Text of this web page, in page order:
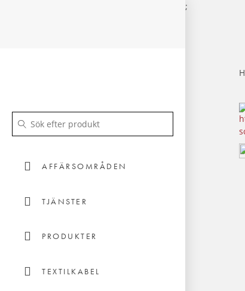
;
AFFÄRSOMRÅDEN
TJÄNSTER
PRODUKTER
TEXTILKABEL